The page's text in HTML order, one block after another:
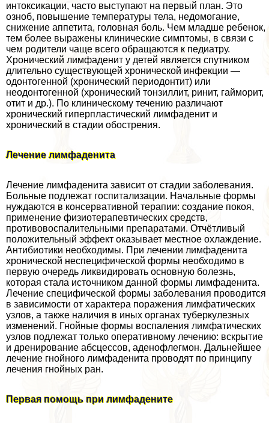
интоксикации, часто выступают на первый план. Это
озноб, повышение температуры тела, недомогание,
снижение аппетита, головная боль. Чем младше ребенок,
тем более выражены клинические симптомы, в связи с
чем родители чаще всего обращаются к педиатру.
Хронический лимфаденит у детей является спутником
длительно существующей хронической инфекции —
одонтогенной (хронический периодонтит) или
неодонтогенной (хронический тонзиллит, ринит, гайморит,
отит и др.). По клиническому течению различают
хронический гиперпластический лимфаденит и
хронический в стадии обострения.
Лечение лимфаденита
Лечение лимфаденита зависит от стадии заболевания.
Больные подлежат госпитализации. Начальные формы
нуждаются в консервативной терапии: создание покоя,
применение физиотерапевтических средств,
противовоспалительными препаратами. Отчётливый
положительный эффект оказывает местное охлаждение.
Антибиотики необходимы. При лечении лимфаденита
хронической неспецифической формы необходимо в
первую очередь ликвидировать основную болезнь,
которая стала источником данной формы лимфаденита.
Лечение специфической формы заболевания проводится
в зависимости от хаpaктера поражения лимфатических
узлов, а также наличия в иных органах туберкулезных
изменений. Гнойные формы воспаления лимфатических
узлов подлежат только оперативному лечению: вскрытие
и дренирование абсцессов, аденофлегмон. Дальнейшее
лечение гнойного лимфаденита проводят по принципу
лечения гнойных ран.
Первая помощь при лимфадените